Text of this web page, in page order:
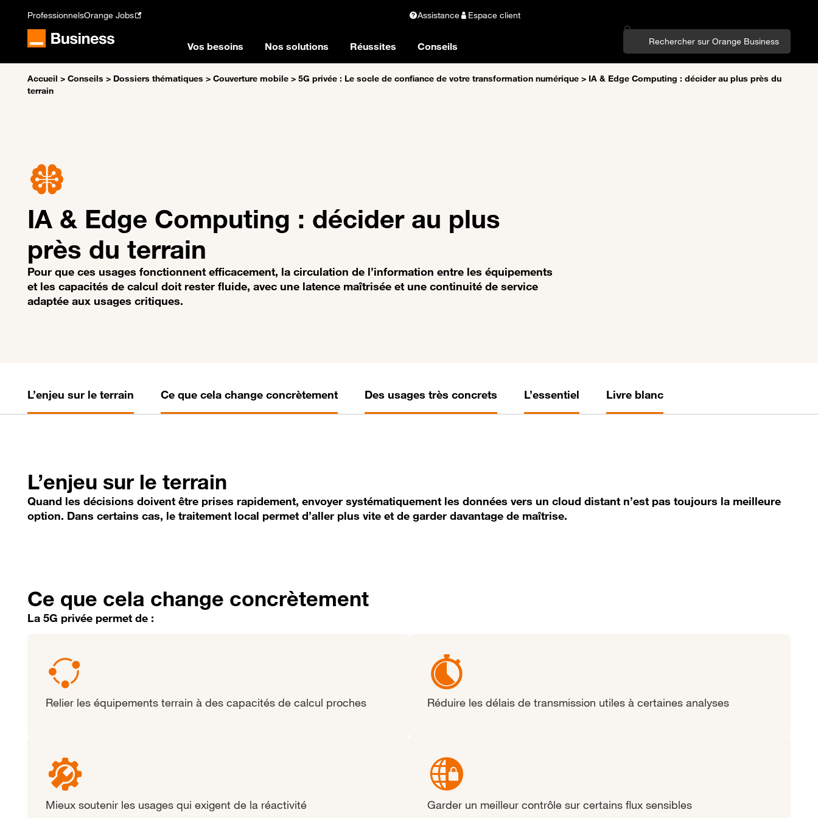
ProfessionnelsOrange Jobs Assistance Espace client
Vos besoins Nos solutions Réussites Conseils
Accueil > Conseils > Dossiers thématiques > Couverture mobile > 5G privée : Le socle de confiance de votre transformation numérique > IA & Edge Computing : décider au plus près du
terrain
IA & Edge Computing : décider au plus
près du terrain
Pour que ces usages fonctionnent efficacement, la circulation de l’information entre les équipements
et les capacités de calcul doit rester fluide, avec une latence maîtrisée et une continuité de service
adaptée aux usages critiques.
L’enjeu sur le terrain Ce que cela change concrètement Des usages très concrets L’essentiel Livre blanc
L’enjeu sur le terrain
Quand les décisions doivent être prises rapidement, envoyer systématiquement les données vers un cloud distant n’est pas toujours la meilleure
option. Dans certains cas, le traitement local permet d’aller plus vite et de garder davantage de maîtrise.
Ce que cela change concrètement
La 5G privée permet de :
Relier les équipements terrain à des capacités de calcul proches Réduire les délais de transmission utiles à certaines analyses
Mieux soutenir les usages qui exigent de la réactivité Garder un meilleur contrôle sur certains flux sensibles